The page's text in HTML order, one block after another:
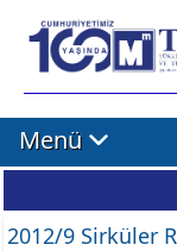
Menü
2012/9 Sirküler